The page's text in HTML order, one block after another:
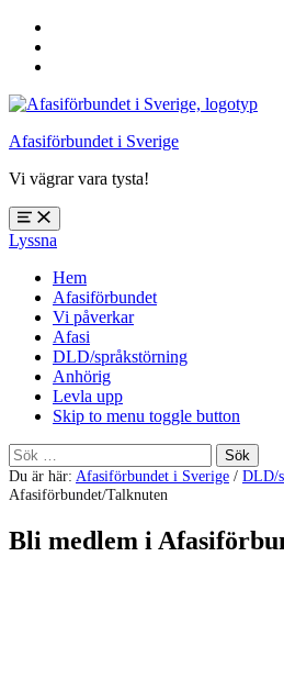
sidfoten
Afasiförbundet i Sverige
Vi vägrar vara tysta!
Öppna
meny:
%s
Lyssna
Hem
Afasiförbundet
Vi påverkar
Afasi
DLD/språkstörning
Anhörig
Levla upp
Skip to menu toggle button
Sök
efter:
Du är här: Afasiförbundet i Sverige / DLD/
Afasiförbundet/Talknuten
Bli medlem i